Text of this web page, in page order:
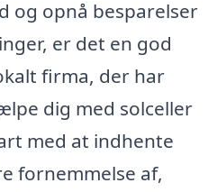
og opnå besparelser
er det en god
firma, der har
dig med solceller
med at indhente
fornemmelse af,